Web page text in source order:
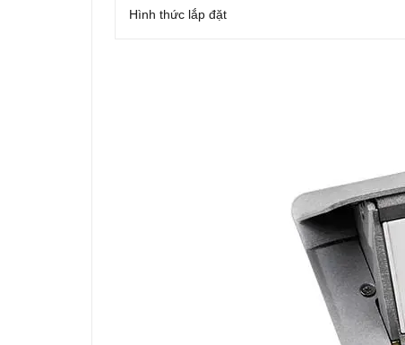
Hình thức lắp đặt